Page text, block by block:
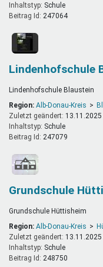
Inhaltstyp:
schule
Beitrag Id: 247064
Lindenhofschule
Lindenhofschule Blaustein
Region: Alb-Donau-Kreis
Zuletzt geändert: 13.11.2025
Inhaltstyp:
schule
Beitrag Id: 247079
Grundschule
Grundschule Hüttisheim
Region: Alb-Donau-Kreis
Zuletzt geändert: 13.11.2025
Inhaltstyp:
schule
Beitrag Id: 248750